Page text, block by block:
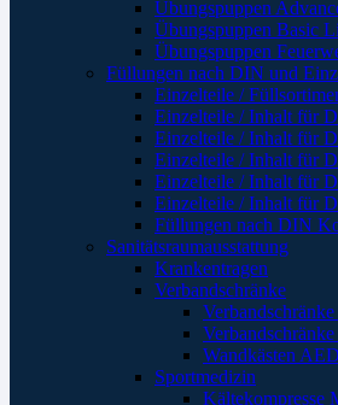
Übungspuppen
Übungspuppen Basic
Übungspuppen
Füllungen nach DIN und
Einzelteile /
Einzelteile / Inhalt für
Einzelteile / Inhalt für
Einzelteile / Inhalt für
Einzelteile / Inhalt für
Einzelteile / Inhalt für
Füllungen nach DIN
Sanitätsraumausstattung
Krankentragen
Verbandschränke
Wandkästen AED
Sportmedizin
Kältekompresse